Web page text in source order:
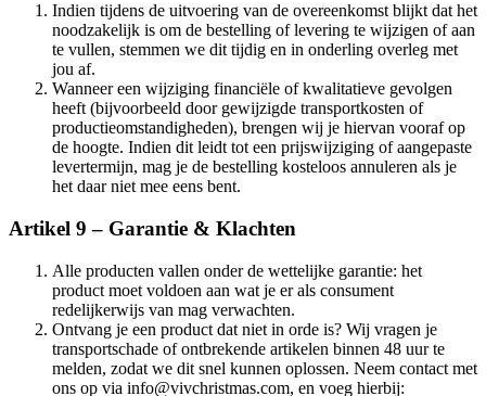
Indien tijdens de uitvoering van de overeenkomst blijkt dat het
noodzakelijk is om de bestelling of levering te wijzigen of aan
te vullen, stemmen we dit tijdig en in onderling overleg met
jou af.
Wanneer een wijziging financiële of kwalitatieve gevolgen
heeft (bijvoorbeeld door gewijzigde transportkosten of
productieomstandigheden), brengen wij je hiervan vooraf op
de hoogte. Indien dit leidt tot een prijswijziging of aangepaste
levertermijn, mag je de bestelling kosteloos annuleren als je
het daar niet mee eens bent.
Artikel 9 – Garantie & Klachten
Alle producten vallen onder de wettelijke garantie: het
product moet voldoen aan wat je er als consument
redelijkerwijs van mag verwachten.
Ontvang je een product dat niet in orde is? Wij vragen je
transportschade of ontbrekende artikelen binnen 48 uur te
melden, zodat we dit snel kunnen oplossen. Neem contact met
ons op via info@vivchristmas.com, en voeg hierbij: